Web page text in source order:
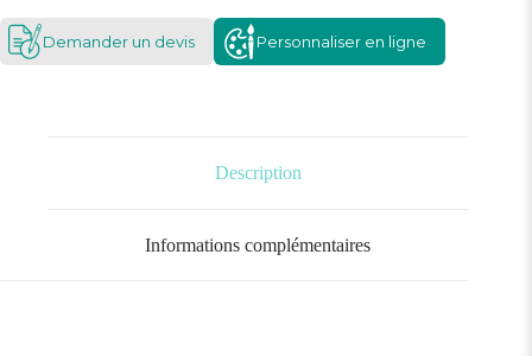
Demander un devis Personnaliser en ligne
Description
Informations complémentaires